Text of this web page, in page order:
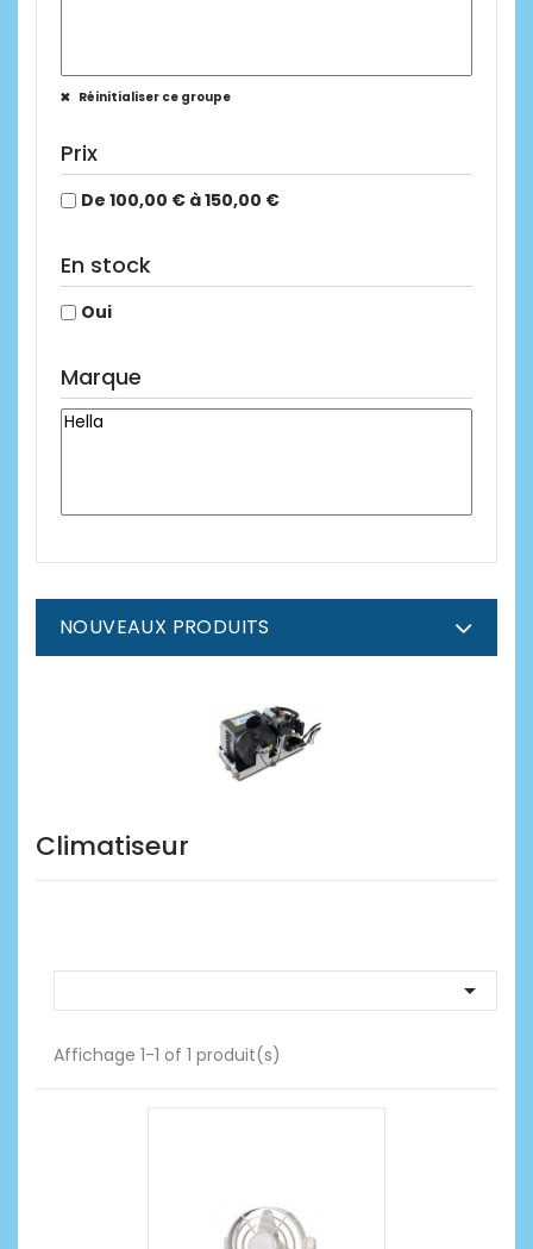
Réinitialiser ce groupe
Prix
De 100,00 € à 150,00 €
En stock
Oui
Marque
NOUVEAUX PRODUITS
Climatiseur

Affichage 1-1 of 1 produit(s)